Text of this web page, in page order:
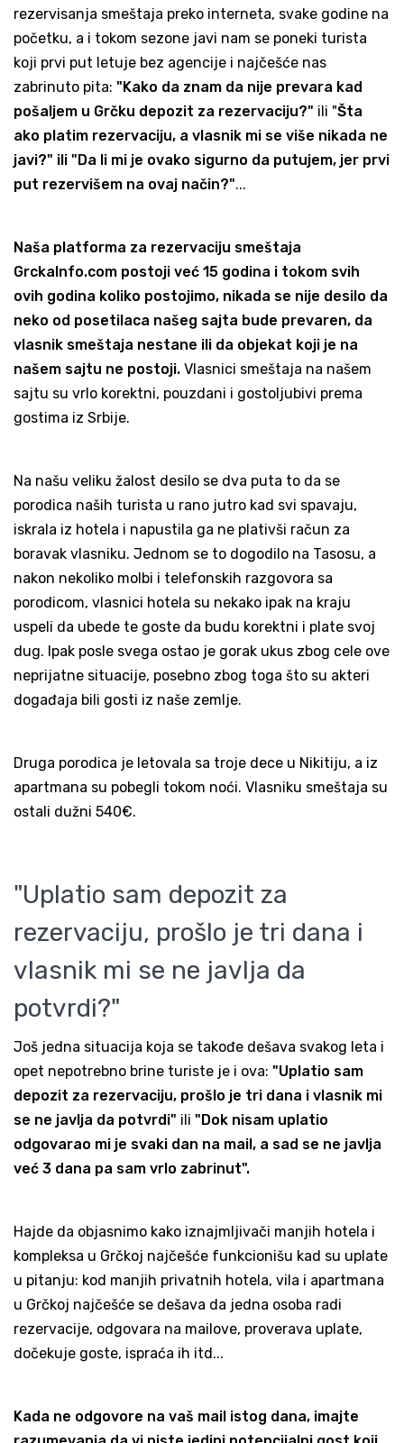
rezervisanja smeštaja preko interneta, svake godine na
početku, a i tokom sezone javi nam se poneki turista
koji prvi put letuje bez agencije i najčešće nas
zabrinuto pita: "Kako da znam da nije prevara kad
pošaljem u Grčku depozit za rezervaciju?" ili "Šta
ako platim rezervaciju, a vlasnik mi se više nikada ne
javi?" ili "Da li mi je ovako sigurno da putujem, jer prvi
put rezervišem na ovaj način?"...
Naša platforma za rezervaciju smeštaja
GrckaInfo.com postoji već 15 godina i tokom svih
ovih godina koliko postojimo, nikada se nije desilo da
neko od posetilaca našeg sajta bude prevaren, da
vlasnik smeštaja nestane ili da objekat koji je na
našem sajtu ne postoji. Vlasnici smeštaja na našem
sajtu su vrlo korektni, pouzdani i gostoljubivi prema
gostima iz Srbije.
Na našu veliku žalost desilo se dva puta to da se
porodica naših turista u rano jutro kad svi spavaju,
iskrala iz hotela i napustila ga ne plativši račun za
boravak vlasniku. Jednom se to dogodilo na Tasosu, a
nakon nekoliko molbi i telefonskih razgovora sa
porodicom, vlasnici hotela su nekako ipak na kraju
uspeli da ubede te goste da budu korektni i plate svoj
dug. Ipak posle svega ostao je gorak ukus zbog cele ove
neprijatne situacije, posebno zbog toga što su akteri
događaja bili gosti iz naše zemlje.
Druga porodica je letovala sa troje dece u Nikitiju, a iz
apartmana su pobegli tokom noći. Vlasniku smeštaja su
ostali dužni 540€.
"Uplatio sam depozit za
rezervaciju, prošlo je tri dana i
vlasnik mi se ne javlja da
potvrdi?"
Još jedna situacija koja se takođe dešava svakog leta i
opet nepotrebno brine turiste je i ova: "Uplatio sam
depozit za rezervaciju, prošlo je tri dana i vlasnik mi
se ne javlja da potvrdi" ili "Dok nisam uplatio
odgovarao mi je svaki dan na mail, a sad se ne javlja
već 3 dana pa sam vrlo zabrinut".
Hajde da objasnimo kako iznajmljivači manjih hotela i
kompleksa u Grčkoj najčešće funkcionišu kad su uplate
u pitanju: kod manjih privatnih hotela, vila i apartmana
u Grčkoj najčešće se dešava da jedna osoba radi
rezervacije, odgovara na mailove, proverava uplate,
dočekuje goste, ispraća ih itd...
Kada ne odgovore na vaš mail istog dana, imajte